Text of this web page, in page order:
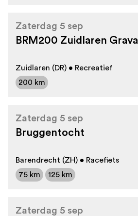
Zaterdag 5 sep
BRM200 Zuidlaren Graval
Zuidlaren (DR) • Recreatief
200 km
Zaterdag 5 sep
Bruggentocht
Barendrecht (ZH) • Racefiets
75 km
125 km
Zaterdag 5 sep